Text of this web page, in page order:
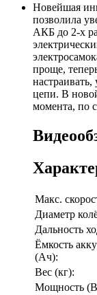
Новейшая
позволила
АКБ до 2-х
проще,
настраивать,
цепи. В
момента, по
Макс.
Диаметр
Дальность
Ёмкость
(Ач):
Вес (кг):
Мощность